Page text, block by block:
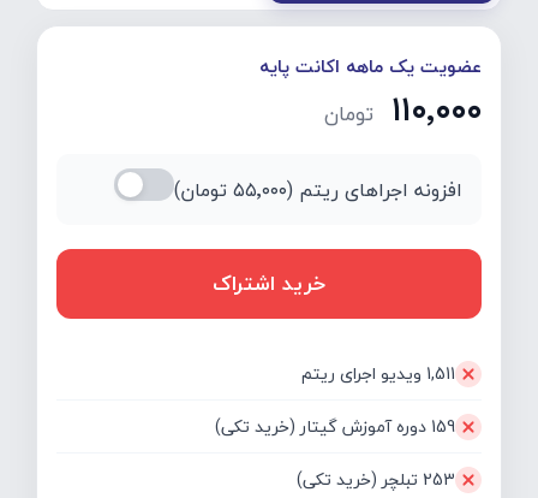
عضویت یک ماهه اکانت پایه
۱۱۰٬۰۰۰ تومان
افزونه اجراهای ریتم (۵۵٬۰۰۰تومان)
خرید اشتراک
1,511 ویدیو اجرای ریتم
159 دوره آموزش گیتار (خرید تکی)
253 تبلچر (خرید تکی)